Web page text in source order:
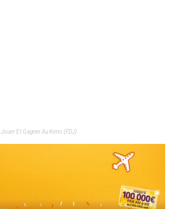
Jouer Et Gagner Au Keno (FDJ)